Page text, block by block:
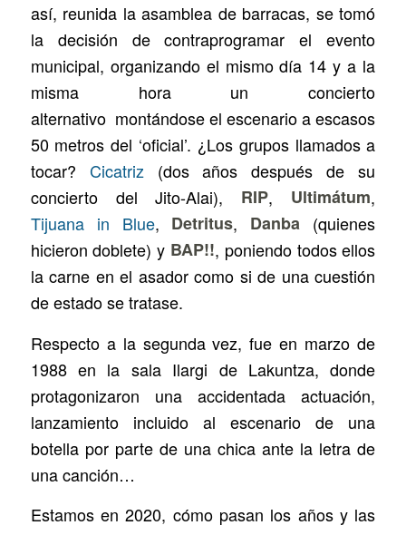
así, reunida la asamblea de barracas, se tomó
la decisión de contraprogramar el evento
municipal, organizando el mismo día 14 y a la
misma hora un concierto
alternativo montándose el escenario a escasos
50 metros del ‘oficial’. ¿Los grupos llamados a
tocar? Cicatriz(dos años después de su
concierto del Jito-Alai), RIP, Ultimátum,
Tijuana in Blue, Detritus, Danba (quienes
hicieron doblete) y BAP!!, poniendo todos ellos
la carne en el asador como si de una cuestión
de estado se tratase.
Respecto a la segunda vez, fue en marzo de
1988 en la sala Ilargi de Lakuntza, donde
protagonizaron una accidentada actuación,
lanzamiento incluido al escenario de una
botella por parte de una chica ante la letra de
una canción…
Estamos en 2020, cómo pasan los años y las